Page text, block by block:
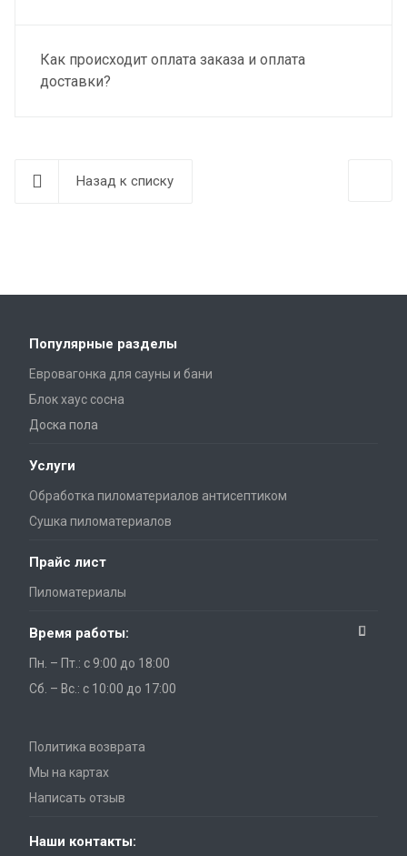
Как происходит оплата заказа и оплата
доставки?
Назад к списку
Популярные разделы
Евровагонка для сауны и бани
Блок хаус сосна
Доска пола
Услуги
Обработка пиломатериалов антисептиком
Сушка пиломатериалов
Прайс лист
Пиломатериалы
Время работы:
Пн. – Пт.: с 9:00 до 18:00
Сб. – Вс.: с 10:00 до 17:00
Политика возврата
Мы на картах
Написать отзыв
Наши контакты: